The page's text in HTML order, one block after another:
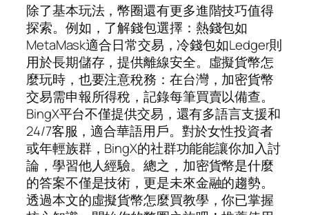
除了基本玩法，幣圈還有更多進階技巧值得
探索。例如，了解錢包選擇：熱錢包如
MetaMask適合日常交易，冷錢包如Ledger則
用於長期儲存，提供離線安全。虛擬貨幣怎
麼玩時，也要注意稅務：在台灣，加密貨幣
交易需申報所得稅，記錄每筆買賣以備查。
BingX平台不僅提供交易，還有多語言支援和
24/7客服，適合華語用戶。對於女性投資者
或年輕族群，BingX的社群功能能讓你加入討
論，學習他人經驗。總之，加密貨幣是什麼
的答案不僅是技術，更是未來金融的趨勢。
透過本文的虛擬貨幣怎麼買教學，你已掌握